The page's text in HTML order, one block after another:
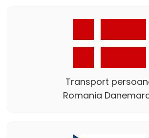
Transport
Romania